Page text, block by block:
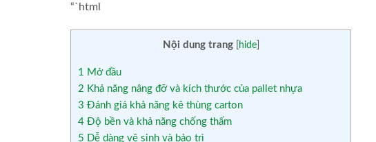
“`html
Nội dung trang hide]
1
Mở đầu
2 Khả năng nâng đỡ và kích thước của pallet nhựa
3 Đánh giá khả năng kê thùng carton
4 Độ bền và khả năng chống thấm
5 Dễ dàng vệ sinh và bảo trì